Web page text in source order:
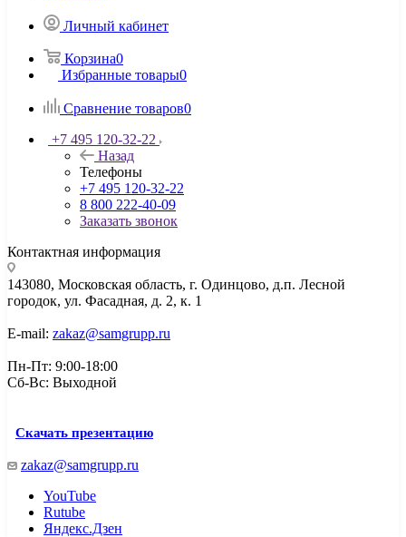
Личный кабинет
Корзина0
Избранные товары0
Сравнение товаров0
+7 495 120-32-22
Назад
Телефоны
+7 495 120-32-22
8 800 222-40-09
Заказать звонок
Контактная информация
143080, Mосковская область, г. Одинцово, д.п. Лесной
городок, ул. Фасадная, д. 2, к. 1
E-mail: zakaz@samgrupp.ru
Пн-Пт: 9:00-18:00
Сб-Вс: Выходной
Скачать презентацию
zakaz@samgrupp.ru
YouTube
Rutube
Яндекс.Дзен